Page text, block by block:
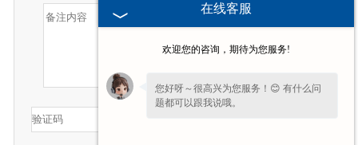
在线客服
欢迎您的咨询，期待为您服务!
您好呀～很高兴为您服务！😊 有什么问
题都可以跟我说哦。